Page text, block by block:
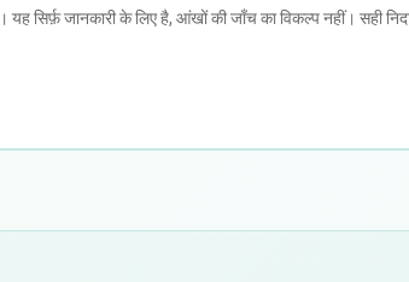
सिर्फ़ जानकारी के लिए है, आंखों की जाँच का विकल्प नहीं। सही